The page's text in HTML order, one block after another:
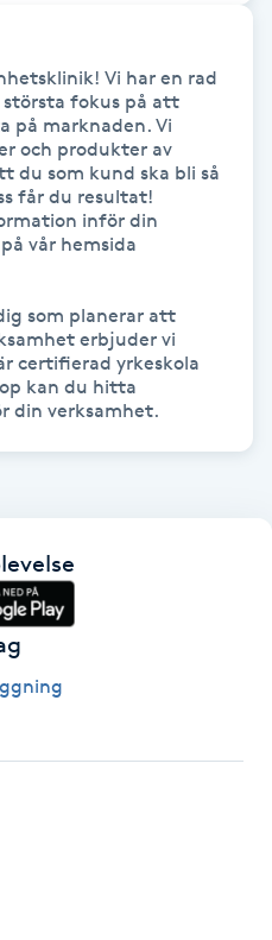
Vi har en rad
fokus på att
på marknaden. Vi
och produkter av
du som kund ska bli så
får du resultat!
inför din
vår hemsida
som planerar att
erbjuder vi
certifierad yrkeskola
kan du hitta
din verksamhet.